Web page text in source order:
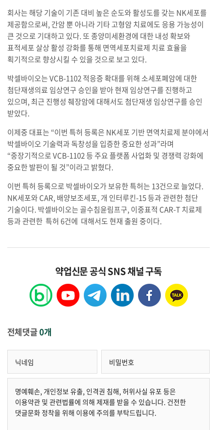
회사는 해당 기술이 기존 대비 높은 순도와 활성도를 갖는 NK세포를
제공함으로써, 간암 뿐 아니라 기타 고형암 치료에도 응용 가능성이
큰 것으로 기대하고 있다. 또 종양미세환경에 대한 내성 확보와
표적세포 살상 활성 강화를 통해 면역세포치료제 치료 효율을
획기적으로 향상시킬 수 있을 것으로 보고 있다.
박셀바이오는 VCB-1102 적응증 확대를 위해 소세포폐암에 대한
첨단재생의료 임상연구 승인을 받아 현재 임상연구를 진행하고
있으며, 최근 진행성 췌장암에 대해서도 첨단재생 임상연구를 승인
받았다.
이제중 대표는 “이번 특허 등록은 NK세포 기반 면역치료제 분야에서
박셀바이오 기술력과 독창성을 입증한 중요한 성과”라며
“중장기적으로 VCB-1102 등 주요 플랫폼 사업화 및 경쟁력 강화에
중요한 발판이 될 것”이라고 밝혔다.
이번 특허 등록으로 박셀바이오가 보유한 특허는 13건으로 늘었다.
NK세포와 CAR, 배양보조세포, 개 인터루킨-15 등과 관련한 첨단
기술이다. 박셀바이오는 골수침윤림프구, 이중표적 CAR-T 치료제
등과 관련한 특허 6건에 대해서도 현재 출원 중이다.
약업신문 공식 SNS 채널 구독
전체댓글0개